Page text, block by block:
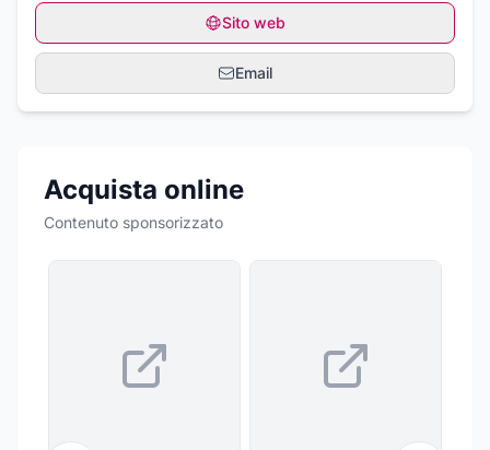
Sito web
Email
Acquista online
Contenuto sponsorizzato